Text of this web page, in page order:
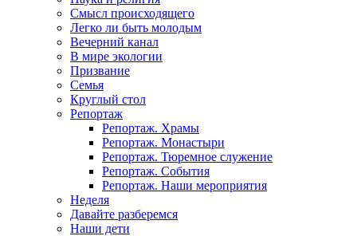
Смысл происходящего
Легко ли быть молодым
Вечерний канал
В мире экологии
Призвание
Семья
Круглый стол
Репортаж
Репортаж. Храмы
Репортаж. Монастыри
Репортаж. Тюремное служение
Репортаж. События
Репортаж. Наши мероприятия
Неделя
Давайте разберемся
Наши дети